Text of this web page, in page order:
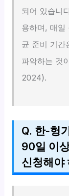
되어 있습니
용하며, 매일
균 준비 기간
파악하는 것
2024).
Q. 한-헝
90일 이
신청해야